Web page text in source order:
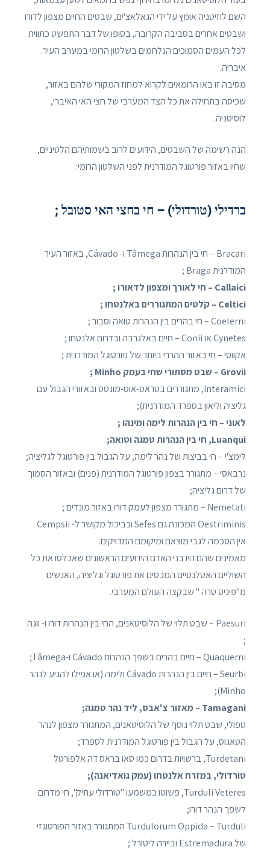
השם לוזיטניה אומץ על ידי הגאלאצ'ים, שבטים החיים מצפון לדורו
ושבטים אחרים בסביבה הקרובה, בסופו של דבר התפשט כתווית
לכל העמים הסמוכים הנלחמים בשלטון הרומי במערב העיר.
איבריה.
מסיבה זו באו הרומאים לקרוא למחוז המקורי שלהם באזור,
שכיסה בתחילה את כל הצד המערבי של חצי האי האיברי,
לוסיטניה.
הנה רשימה של השבטים, הידועים לרוב בשמותיהם הלטיניים,
שחיו באזור פורטוגל המודרנית לפני השלטון הרומי:
ברדילי (טורדולי) – חי בחצי האי סטובל ;
Bracari – חי בין הנהרות Tâmega ו- Cávado, באזור העיר
המודרנית Braga ;
Callaici – חי לאורך ומצפון לדאורו ;
Celtici – קלטים המתגוררים באלנטחו ;
Coelerni – חי בהרים בין הנהרות טואה וסבור ;
Cynetes או Conii – חיים באלגרבה ובדרום אלנטחו ;
אקווסי – חי באזור ההררי ביותר של פורטוגל המודרנית ;
Grovii – שבט מסתורי שחי בעמק Minho ;
Interamici, מתגוררים בטראס-אוס-מונטס ובאזורי הגבול עם
גליציה וליאון בספרד המודרנית);
לאוני – חי בין הנהרות לימה ומינהו ;
Luanqui, חי בין הנהרות טמגה וטואה;
לימצ'י – חי בביצות של נהר לימה, על הגבול בין פורטוגל לגליציה;
נרבאסי – מתגורר בצפון פורטוגל המודרנית (פנים) ובאזור הסמוך
של דרום גליציה;
Nemetati – מתגורר מצפון לעמק דורו באזור מונדים ;
Oestriminis המכונה גם Sefes וכביכול מקושר ל- Cempsii .
אין הסכמה לגבי מוצאם ומיקומם המדויקים.
מאמינים שהם היו בני האדם הידועים הראשונים שאכלסו את כל
השוליים האטלנטיים המכסים את פורטוגל וגליציה, האנשים
מ"פיניס טרה " שבקצה העולם המערבי.
Paesuri – שבט תלוי של הלוסיטאנים, החי בין הנהרות דורו ו- ווגה
;
Quaquerni – חיים בהרים בשפך הנהרות Cávado ו-Tâmega;
Seurbi – חיים בין הנהרות Cávado ולימה (או אפילו להגיע לנהר
Minho);
Tamagani – מאזור צ'אבס, ליד נהר טמגה;
טפולי, שבט תלוי נוסף של הלוסיטאנים, המתגורר מצפון לנהר
הטאגוס, על הגבול בין פורטוגל המודרנית לספרד;
Turdetani, ברשויות בדרום כמו סאו בראס דה אלפורטל
טורדולי, במזרח אלנטחו (עמק גואדיאנה);
Turduli Veteres, פשוטו כמשמעו "טורדולי עתיק", חי מדרום
לשפך הנהר דורו;
Turdulorum Oppida – Turduli המתגורר באזור הפורטוגזי
של Estremadura וביירה ליטורל ;